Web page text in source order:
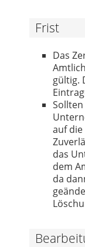
Frist
Das
gültig.
auf die
das
dem
da